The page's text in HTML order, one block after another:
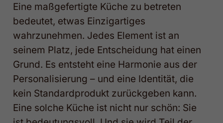
Eine maßgefertigte Küche zu betreten
bedeutet, etwas Einzigartiges
wahrzunehmen. Jedes Element ist an
seinem Platz, jede Entscheidung hat einen
Grund. Es entsteht eine Harmonie aus der
Personalisierung – und eine Identität, die
kein Standardprodukt zurückgeben kann.
Eine solche Küche ist nicht nur schön: Sie